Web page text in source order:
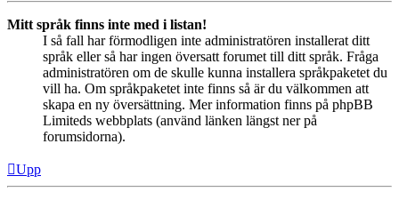
Mitt språk finns inte med i listan!
I så fall har förmodligen inte administratören installerat ditt
språk eller så har ingen översatt forumet till ditt språk. Fråga
administratören om de skulle kunna installera språkpaketet du
vill ha. Om språkpaketet inte finns så är du välkommen att
skapa en ny översättning. Mer information finns på phpBB
Limiteds webbplats (använd länken längst ner på
forumsidorna).
Upp